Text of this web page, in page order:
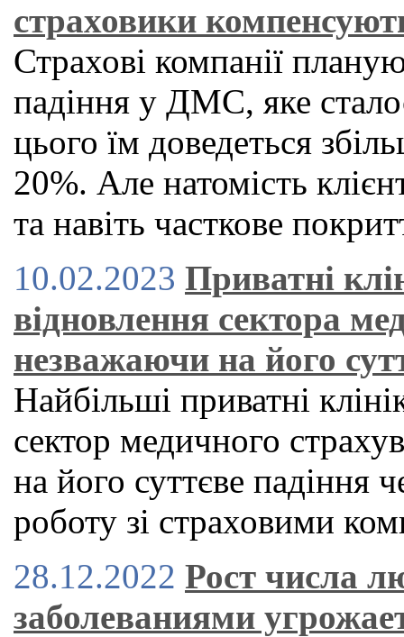
страховики
Страхові компанії
падіння у ДМС, яке
цього їм доведеться
20%. Але натомість
та навіть часткове
10.02.2023 Приватні
відновлення сектора
незважаючи на його
Найбільші приватні
сектор медичного
на його суттєве падіння
роботу зі страховими
28.12.2022 Рост числа
заболеваниями